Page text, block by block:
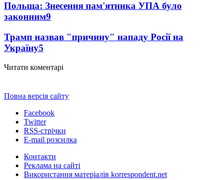
Польща: Знесення пам'ятника УПА було
законним9
Трамп назвав "причину" нападу Росії на
Україну5
Читати коментарі
Повна версія сайту
Facebook
Twitter
RSS-стрічки
E-mail розсилка
Контакти
Реклама на сайті
Використання матеріалів korrespondent.net